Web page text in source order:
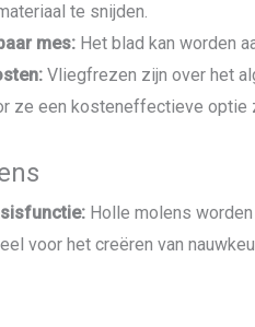
te snijden.
mes: Het blad kan worden
Vliegfrezen zijn over het
ze een kosteneffectieve optie
Holle molens worden
voor het creëren van